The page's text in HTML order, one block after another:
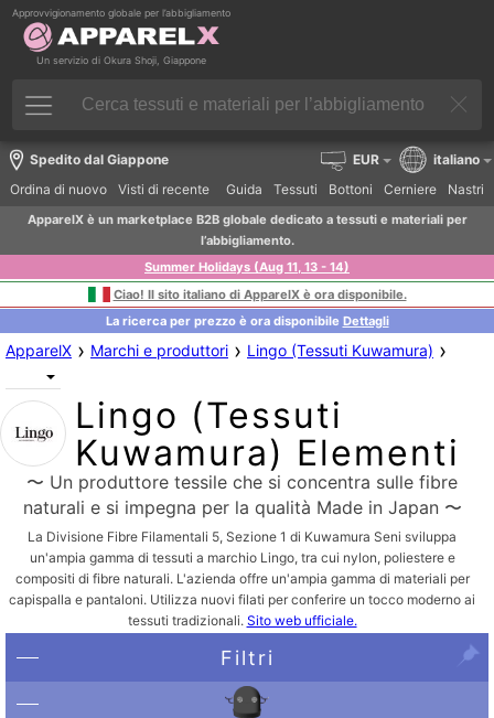
Approvvigionamento globale per l’abbigliamento
Un servizio di Okura Shoji, Giappone
Spedito dal Giappone
Ordina di nuovo
Visti di recente Guida Tessuti Bottoni Cerniere Nastri
EUR italiano
ApparelX è un marketplace B2B globale dedicato a tessuti e materiali per
l’abbigliamento.
Summer Holidays (Aug 11, 13 - 14)
Ciao! Il sito italiano di ApparelX è ora disponibile.
La ricerca per prezzo è ora disponibile Dettagli
ApparelX › Marchi e produttori › Lingo (Tessuti Kuwamura) ›
Lingo (Tessuti
Kuwamura) Elementi
〜 Un produttore tessile che si concentra sulle fibre
naturali e si impegna per la qualità Made in Japan 〜
La Divisione Fibre Filamentali 5, Sezione 1 di Kuwamura Seni sviluppa
un'ampia gamma di tessuti a marchio Lingo, tra cui nylon, poliestere e
compositi di fibre naturali. L'azienda offre un'ampia gamma di materiali per
capispalla e pantaloni. Utilizza nuovi filati per conferire un tocco moderno ai
tessuti tradizionali. Sito web ufficiale.
Filtri